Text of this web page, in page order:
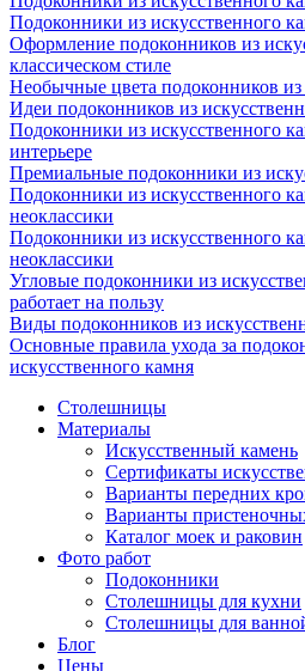
Подоконники из искусственного
Оформление подоконников из
классическом стиле
Необычные цвета подоконников из
Идеи подоконников из
Подоконники из искусственного
интерьере
Премиальные подоконники из
Подоконники из искусственного
неоклассики
Подоконники из искусственного
неоклассики
Угловые подоконники из
работает на пользу
Виды подоконников из
Основные правила ухода за
искусственного камня
Столешницы
Материалы
Искусственный камень
Сертификаты
Варианты передних
Варианты
Каталог моек и раковин
Фото работ
Подоконники
Столешницы для кухни
Столешницы для
Блог
Цены